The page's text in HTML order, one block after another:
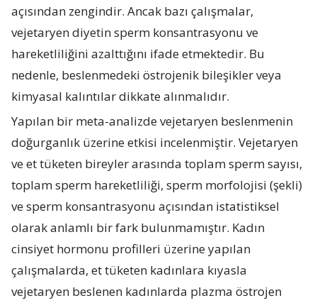
açısından zengindir. Ancak bazı çalışmalar,
vejetaryen diyetin sperm konsantrasyonu ve
hareketliliğini azalttığını ifade etmektedir. Bu
nedenle, beslenmedeki östrojenik bileşikler veya
kimyasal kalıntılar dikkate alınmalıdır.
Yapılan bir meta-analizde vejetaryen beslenmenin
doğurganlık üzerine etkisi incelenmiştir. Vejetaryen
ve et tüketen bireyler arasında toplam sperm sayısı,
toplam sperm hareketliliği, sperm morfolojisi (şekli)
ve sperm konsantrasyonu açısından istatistiksel
olarak anlamlı bir fark bulunmamıştır. Kadın
cinsiyet hormonu profilleri üzerine yapılan
çalışmalarda, et tüketen kadınlara kıyasla
vejetaryen beslenen kadınlarda plazma östrojen